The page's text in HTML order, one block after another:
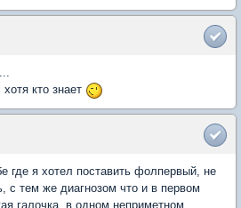
кто знает
где я хотел поставить фолпервый, не
с тем же диагнозом что и в первом
галочка, в одном неприметном